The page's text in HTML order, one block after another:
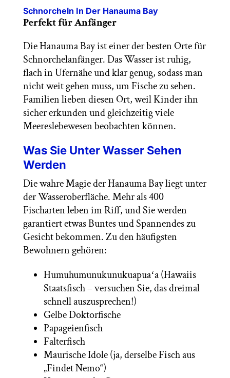
Schnorcheln In Der Hanauma Bay
Perfekt für Anfänger
Die Hanauma Bay ist einer der besten Orte für
Schnorchelanfänger. Das Wasser ist ruhig,
flach in Ufernähe und klar genug, sodass man
nicht weit gehen muss, um Fische zu sehen.
Familien lieben diesen Ort, weil Kinder ihn
sicher erkunden und gleichzeitig viele
Meereslebewesen beobachten können.
Was Sie Unter Wasser Sehen
Werden
Die wahre Magie der Hanauma Bay liegt unter
der Wasseroberfläche. Mehr als 400
Fischarten leben im Riff, und Sie werden
garantiert etwas Buntes und Spannendes zu
Gesicht bekommen. Zu den häufigsten
Bewohnern gehören:
Humuhumunukunukuapuaʻa (Hawaiis
Staatsfisch – versuchen Sie, das dreimal
schnell auszusprechen!)
Gelbe Doktorfische
Papageienfisch
Falterfisch
Maurische Idole (ja, derselbe Fisch aus
„Findet Nemo“)